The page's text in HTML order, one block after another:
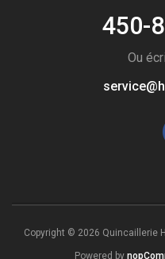
450-
Ou
Copyright © 2026 Quincaillerie
Powered by